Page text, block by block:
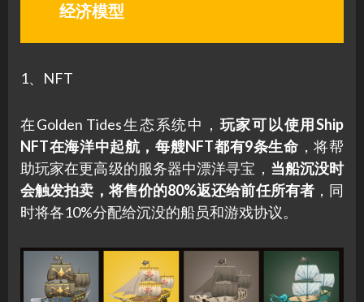
经济模型
1、NFT
在Golden Tides生态系统中， 玩家可以使用Ship
NFT在海洋中起航，每艘NFT都有9条生命 ，将帮
助玩家在更高级的服务器中漂洋寻宝， 当船沉没时
会触发拍卖，将售价的80%返还给前任所有者，同
时将各10%分配给沉没的船员和游戏协议。